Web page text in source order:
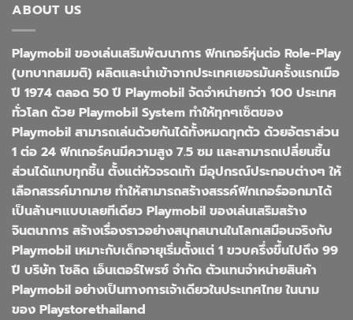
ABOUT US
Playmobil ของเล่นเสริมพัฒนาการ ฟิกเกอร์หุ่นต่อ Role-Play
(บทบาทสมมติ) ผลิตและนำเข้าจากประเทศเยอรมันครั้งแรกเมือ
ปี 1974 ตลอด 50 ปี Playmobil จัดจำหน่ายกว่า 100 ประเทศ
ทั่วโลก ด้วย Playmobil System ทำให้ทุกๆเซ็ตของ
Playmobil สามารถเล่นด้วยกันได้ทั้งหมดทุกตัว ด้วยอัตราส่วน
1 ต่อ 24 ฟิกเกอร์คนมีความสูง 7.5 ซม และสามารถเปลี่ยนชิ้น
ส่วนได้แทบทุกชิ้น ตั้งแต่หัวจรดเท้า มีอุปกรณ์ประกอบต่างๆ ให้
เลือกสรรค์มากมาย ทำให้สามารถสร้างสรรค์ฟิกเกอร์ออกมาได้
เป็นล้านๆแบบเลยทีเดียว Playmobil ของเล่นเสริมสร้าง
จินตนาการ สร้างเรื่องราวอย่างสนุกสนานในโลกเสมือนจริงกับ
Playmobil เหมาะกับเด็กอายุเริ่มตั้งแต่ 1 ขวบครึ่งขึ้นไปถึง 99
ปี บริษัท โซลิด เอ็นเตอร์ไพรซ์ จำกัด ตัวแทนจำหน่ายสินค้า
Playmobil อย่างเป็นทางการเจ้าเดียวในประเทศไทย ในนาม
ของ Playstorethailand